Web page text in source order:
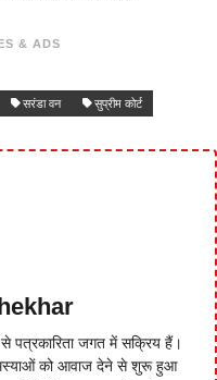
& ADS
सरंडा वन सुप्रीम कोर्ट
पत्रकारिता जगत में सक्रिय हैं।
को आवाज देने से शुरू हुआ